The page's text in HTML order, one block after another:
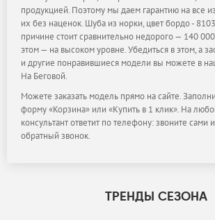
продукцией. Поэтому мы даем гарантию на все
их без наценок. Шуба из норки, цвет бордо -
причине стоит сравнительно недорого — 140
этом — на высоком уровне. Убедиться в этом, а
и другие понравившиеся модели вы можете в
На Беговой.
Можете заказать модель прямо на сайте.
форму «Корзина» или «Купить в 1 клик». На
консультант ответит по телефону: звоните сами
обратный звонок.
ТРЕНДЫ СЕЗОНА